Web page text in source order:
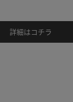
詳細はコチラ